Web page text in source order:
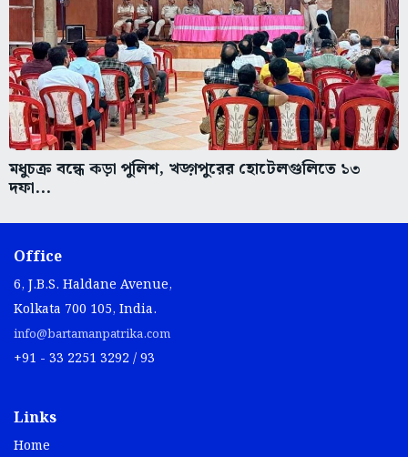
মধুচক্র বন্ধে কড়া পুলিশ, খড়্গপুরের হোটেলগুলিতে ১৩
দফা...
Office
6, J.B.S. Haldane Avenue,
Kolkata 700 105, India.
info@bartamanpatrika.com
+91 - 33 2251 3292 / 93
Links
Home